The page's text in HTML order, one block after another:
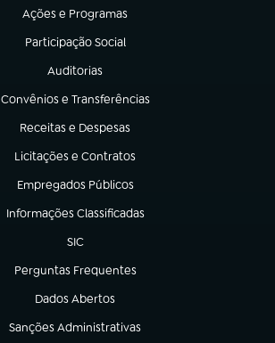
Ações e Programas
(abre em nova aba)
Participação Social
(abre em nova aba)
Auditorias
(abre em nova aba)
Convênios e Transferências
(abre em nova aba)
Receitas e Despesas
(abre em nova aba)
Licitações e Contratos
(abre em nova aba)
Empregados Públicos
(abre em nova aba)
Informações Classificadas
(abre em nova aba)
SIC
(abre em nova aba)
Perguntas Frequentes
(abre em nova aba)
Dados Abertos
(abre em nova aba)
Sanções Administrativas
(abre em nova aba)